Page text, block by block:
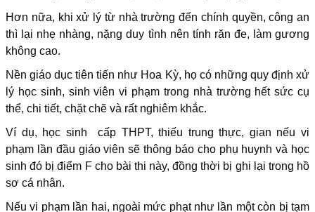
Hơn nữa, khi xử lý từ nhà trường đến chính quyền, công an
thì lại nhẹ nhàng, nặng duy tình nên tính răn đe, làm gương
không cao.
Nền giáo dục tiên tiến như Hoa Kỳ, họ có những quy định xử
lý học sinh, sinh viên vi phạm trong nhà trường hết sức cụ
thể, chi tiết, chặt chẽ và rất nghiêm khắc.
Ví dụ, học sinh cấp THPT, thiếu trung thực, gian nếu vi
phạm lần đầu giáo viên sẽ thông báo cho phụ huynh và học
sinh đó bị điểm F cho bài thi này, đồng thời bị ghi lại trong hồ
sơ cá nhân.
Nếu vi phạm lần hai, ngoài mức phạt như lần một còn bị tạm